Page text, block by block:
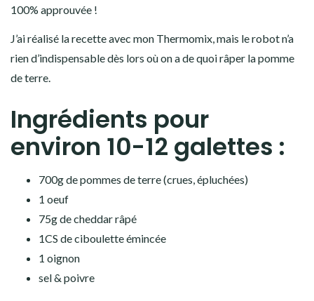
100% approuvée !
J’ai réalisé la recette avec mon Thermomix, mais le robot n’a
rien d’indispensable dès lors où on a de quoi râper la pomme
de terre.
Ingrédients pour
environ 10-12 galettes :
700g de pommes de terre (crues, épluchées)
1 oeuf
75g de cheddar râpé
1CS de ciboulette émincée
1 oignon
sel & poivre